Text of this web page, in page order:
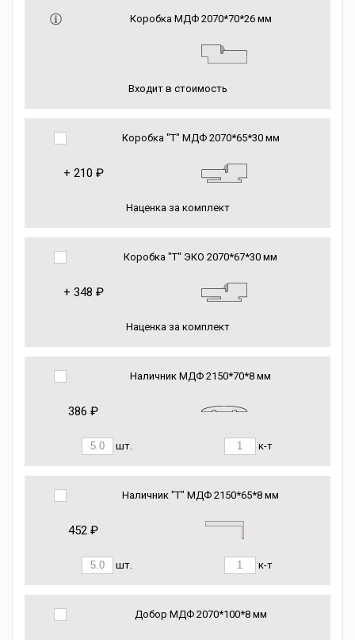
Коробка МДФ 2070*70*26 мм
Входит в стоимость
Коробка "Т" МДФ 2070*65*30 мм
+ 210 ₽
Наценка за комплект
Коробка "Т" ЭКО 2070*67*30 мм
+ 348 ₽
Наценка за комплект
Наличник МДФ 2150*70*8 мм
386 ₽
шт. к-т
Наличник "Т" МДФ 2150*65*8 мм
452 ₽
шт. к-т
Добор МДФ 2070*100*8 мм